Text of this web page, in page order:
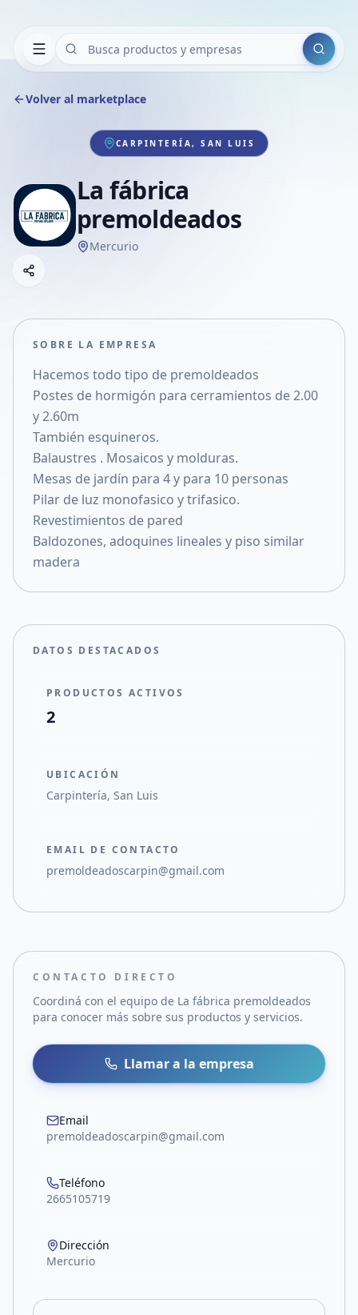
Buscar
Volver al marketplace
CARPINTERÍA, SAN LUIS
La fábrica
premoldeados
Mercurio
Compartir empresa
Compartir en X
SOBRE LA EMPRESA
Hacemos todo tipo de premoldeados
Postes de hormigón para cerramientos de 2.00
y 2.60m
También esquineros.
Balaustres . Mosaicos y molduras.
Mesas de jardín para 4 y para 10 personas
Pilar de luz monofasico y trifasico.
Revestimientos de pared
Baldozones, adoquines lineales y piso similar
madera
DATOS DESTACADOS
PRODUCTOS ACTIVOS
2
UBICACIÓN
Carpintería, San Luis
EMAIL DE CONTACTO
premoldeadoscarpin@gmail.com
CONTACTO DIRECTO
Coordiná con el equipo de La fábrica premoldeados
para conocer más sobre sus productos y servicios.
Llamar a la empresa
Email
premoldeadoscarpin@gmail.com
Teléfono
2665105719
Dirección
Mercurio